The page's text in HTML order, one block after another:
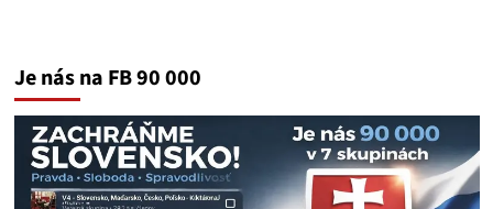
Je nás na FB 90 000